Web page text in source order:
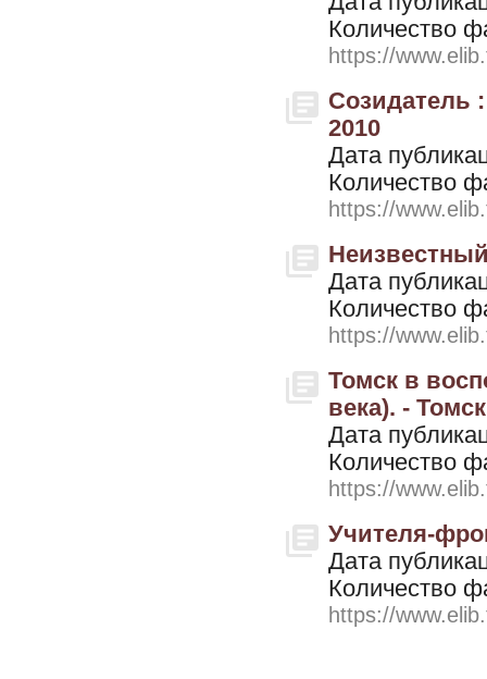
Количество
https://
Созидатель
2010
Дата
Количество
https://
Дата
Количество
https://
Томск в
века). -
Дата
Количество
https://
Учителя-
Дата
Количество
https://